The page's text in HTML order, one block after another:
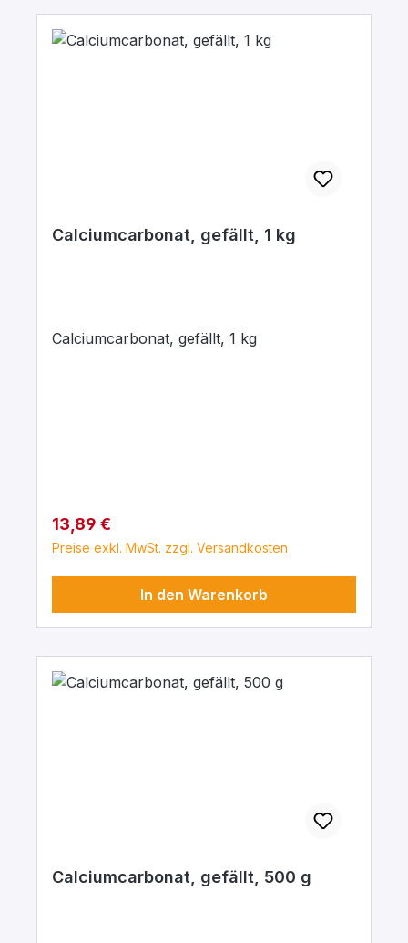
Calciumcarbonat, gefällt, 1 kg
Calciumcarbonat, gefällt, 1 kg
Regulärer Preis:
13,89 €
Preise exkl. MwSt. zzgl. Versandkosten
In den Warenkorb
Calciumcarbonat, gefällt, 500 g